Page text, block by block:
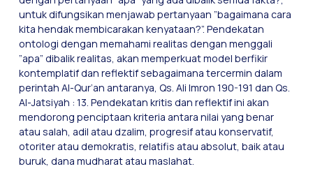
untuk difungsikan menjawab pertanyaan ”bagaimana cara
kita hendak membicarakan kenyataan?”. Pendekatan
ontologi dengan memahami realitas dengan menggali
”apa” dibalik realitas, akan memperkuat model berfikir
kontemplatif dan reflektif sebagaimana tercermin dalam
perintah Al-Qur’an antaranya, Qs. Ali Imron 190-191 dan Qs.
Al-Jatsiyah : 13. Pendekatan kritis dan reflektif ini akan
mendorong penciptaan kriteria antara nilai yang benar
atau salah, adil atau dzalim, progresif atau konservatif,
otoriter atau demokratis, relatifis atau absolut, baik atau
buruk, dana mudharat atau maslahat.